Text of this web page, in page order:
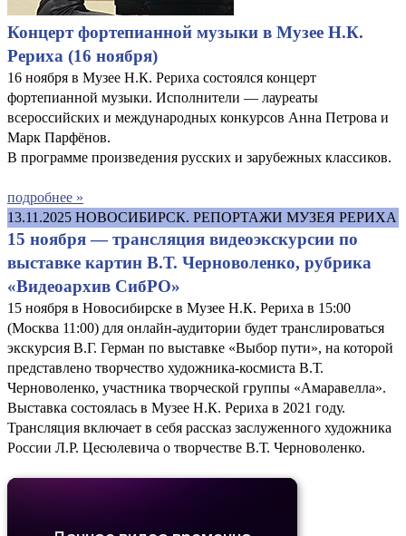
Концерт фортепианной музыки в Музее Н.К.
Рериха (16 ноября)
16 ноября в Музее Н.К. Рериха состоялся концерт
фортепианной музыки. Исполнители — лауреаты
всероссийских и международных конкурсов Анна Петрова и
Марк Парфёнов.
В программе произведения русских и зарубежных классиков.
подробнее »
13.11.2025 НОВОСИБИРСК. РЕПОРТАЖИ МУЗЕЯ РЕРИХА
15 ноября — трансляция видеоэкскурсии по
выставке картин В.Т. Черноволенко, рубрика
«Видеоархив СибРО»
15 ноября в Новосибирске в Музее Н.К. Рериха в 15:00
(Москва 11:00) для онлайн-аудитории будет транслироваться
экскурсия В.Г. Герман по выставке «Выбор пути», на которой
представлено творчество художника-космиста В.Т.
Черноволенко, участника творческой группы «Амаравелла».
Выставка состоялась в Музее Н.К. Рериха в 2021 году.
Трансляция включает в себя рассказ заслуженного художника
России Л.Р. Цесюлевича о творчестве В.Т. Черноволенко.